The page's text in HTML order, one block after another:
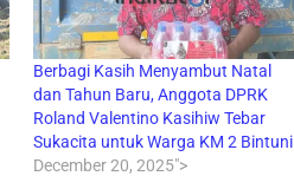
Berbagi Kasih Menyambut Natal
dan Tahun Baru, Anggota DPRK
Roland Valentino Kasihiw Tebar
Sukacita untuk Warga KM 2 Bintuni
December 20, 2025">